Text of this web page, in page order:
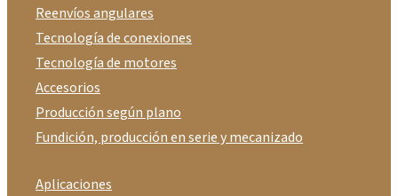
Reenvíos angulares
Tecnología de conexiones
Tecnología de motores
Accesorios
Producción según plano
Fundición, producción en serie y mecanizado
Aplicaciones